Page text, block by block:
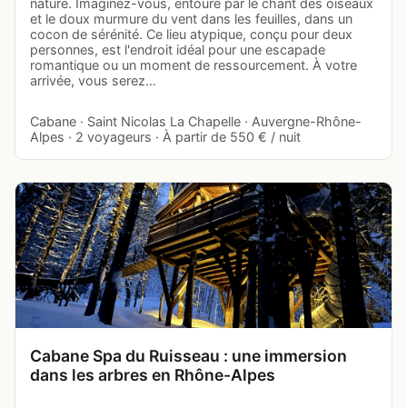
nature. Imaginez-vous, entouré par le chant des oiseaux
et le doux murmure du vent dans les feuilles, dans un
cocon de sérénité. Ce lieu atypique, conçu pour deux
personnes, est l'endroit idéal pour une escapade
romantique ou un moment de ressourcement. À votre
arrivée, vous serez…
Cabane · Saint Nicolas La Chapelle · Auvergne-Rhône-
Alpes · 2 voyageurs · À partir de 550 € / nuit
Cabane Spa du Ruisseau : une immersion
dans les arbres en Rhône-Alpes